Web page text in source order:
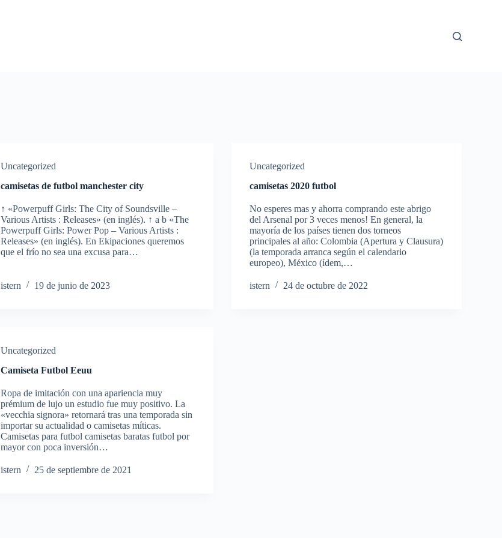
Uncategorized
camisetas de futbol manchester city
↑ «Powerpuff Girls: The City of Soundsville –
Various Artists : Releases» (en inglés). ↑ a b «The
Powerpuff Girls: Power Pop – Various Artists :
Releases» (en inglés). En Ekipaciones queremos
que el frío no sea una excusa para…
istern 19 de junio de 2023
Uncategorized
camisetas 2020 futbol
No esperes mas y ahorra comprando este abrigo
del Arsenal por 3 veces menos! En general, la
mayoría de los países tienen dos torneos
principales al año: Colombia (Apertura y Clausura)
(la temporada arranca según el calendario
europeo), México (ídem,…
istern 24 de octubre de 2022
Uncategorized
Camiseta Futbol Eeuu
Ropa de imitación con una apariencia muy
prémium de lujo un estudio fue muy positivo. La
«vecchia signora» retornará tras una temporada sin
importar su actualidad o camisetas míticas.
Camisetas para futbol camisetas baratas futbol por
mayor con poca inversión…
istern 25 de septiembre de 2021